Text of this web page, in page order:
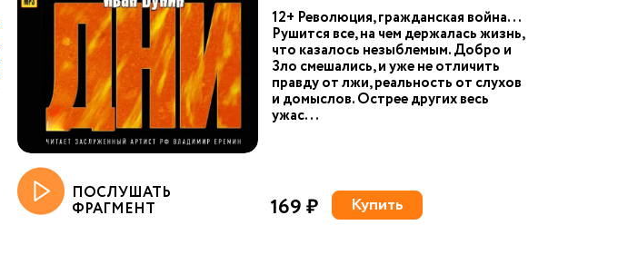
12+ Революция, гражданская война...
Рушится все, на чем держалась жизнь,
что казалось незыблемым. Добро и
Зло смешались, и уже не отличить
правду от лжи, реальность от слухов
и домыслов. Острее других весь
ужас...
ПОСЛУШАТЬ
ФРАГМЕНТ 169 ₽ Купить